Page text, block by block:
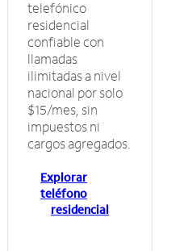
telefónico
residencial
confiable con
llamadas
ilimitadas a nivel
nacional por solo
$15/mes, sin
impuestos ni
cargos agregados.
Explorar
teléfono
residencial